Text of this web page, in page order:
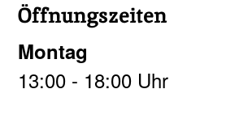
Öffnungszeiten
Montag
13:00 - 18:00 Uhr